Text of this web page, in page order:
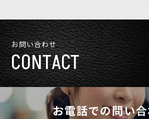
お問い合わせ
CONTACT
お電話での問い